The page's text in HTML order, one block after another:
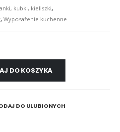
kubki, kieliszki,
, Wyposażenie kuchenne
DO KOSZYKA
DO ULUBIONYCH